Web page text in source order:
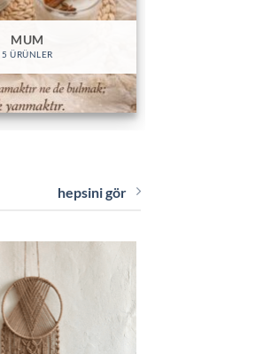
MUM
5 ÜRÜNLER
hepsini gör